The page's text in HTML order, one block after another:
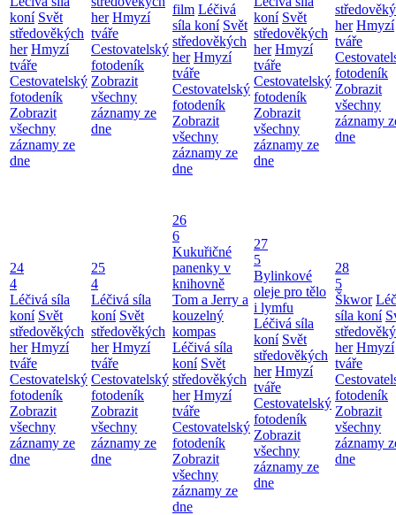
koní Svět
středověkých
her Hmyzí
tváře
Cestovatelský
fotodeník
Zobrazit
všechny
záznamy ze
dne
her Hmyzí
tváře
Cestovatelský
fotodeník
Zobrazit
všechny
záznamy ze
dne
film Léčivá
síla koní Svět
středověkých
her Hmyzí
tváře
Cestovatelský
fotodeník
Zobrazit
všechny
záznamy ze
dne
koní Svět
středověkých
her Hmyzí
tváře
Cestovatelský
fotodeník
Zobrazit
všechny
záznamy ze
dne
her Hmyzí
tváře
fotodeník
Zobrazit
všechny
záznamy
dne
24
4
Léčivá síla
koní Svět
středověkých
her Hmyzí
tváře
Cestovatelský
fotodeník
Zobrazit
všechny
záznamy ze
dne
25
4
Léčivá síla
koní Svět
středověkých
her Hmyzí
tváře
Cestovatelský
fotodeník
Zobrazit
všechny
záznamy ze
dne
26
6
Kukuřičné
panenky v
knihovně
Tom a Jerry a
kouzelný
kompas
Léčivá síla
koní Svět
středověkých
her Hmyzí
tváře
Cestovatelský
fotodeník
Zobrazit
všechny
záznamy ze
dne
27
5
Bylinkové
oleje pro tělo
i lymfu
Léčivá síla
koní Svět
středověkých
her Hmyzí
tváře
Cestovatelský
fotodeník
Zobrazit
všechny
záznamy ze
dne
28
5
Škwor
síla koní
her Hmyzí
tváře
fotodeník
Zobrazit
všechny
záznamy
dne